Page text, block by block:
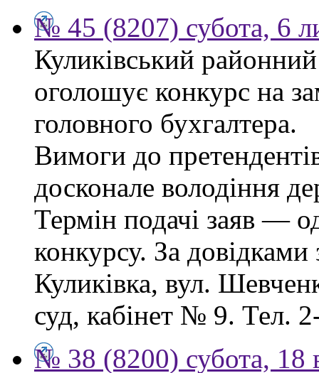
№ 45 (8207) субота, 6
Куликівський районний
оголошує конкурс на
головного бухгалтера.
Вимоги до
досконале володіння
Термін подачі заяв —
конкурсу. За
Куликівка, вул.
суд, кабінет № 9. Тел.
№ 38 (8200) субота, 18